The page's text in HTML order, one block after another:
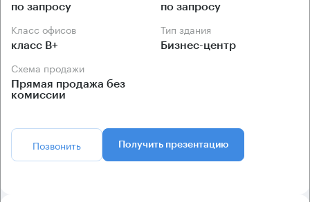
по запросу по запросу
Класс офисов
класс B+
Тип здания
Бизнес-центр
Схема продажи
Прямая продажа без
комиссии
Позвонить Получить презентацию